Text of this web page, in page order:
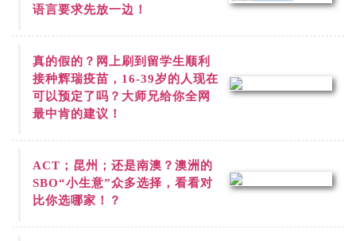
语言要求先放一边！
真的假的？网上刷到 留学生顺利
接种辉瑞疫苗，16-39岁的人现在
可以预定了吗？大师兄给你全网
最中肯的建议！
ACT；昆州；还是南澳？澳洲的
SBO“小生意”众多选择，看看对
比你选哪家！？